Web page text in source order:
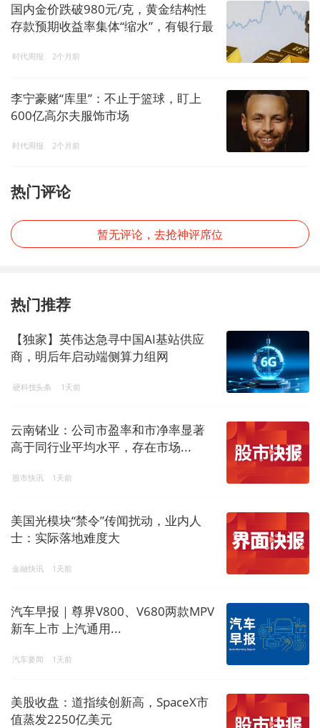
国内金价跌破980元/克，黄金结构性
存款预期收益率集体“缩水”，有银行最
时代周报 2个月前
李宁豪赌“库里”：不止于篮球，盯上
600亿高尔夫服饰市场
时代周报 2个月前
热门评论
暂无评论，去抢神评席位
热门推荐
【独家】英伟达急寻中国AI基站供应
商，明后年启动端侧算力组网
硬科技头条 1天前
云南锗业：公司市盈率和市净率显著
高于同行业平均水平，存在市场...
股市快讯 1天前
美国光模块“禁令”传闻扰动，业内人
士：实际落地难度大
金融快讯 1天前
汽车早报｜尊界V800、V680两款MPV
新车上市 上汽通用...
汽车要闻 1天前
美股收盘：道指续创新高，SpaceX市
值蒸发2250亿美元